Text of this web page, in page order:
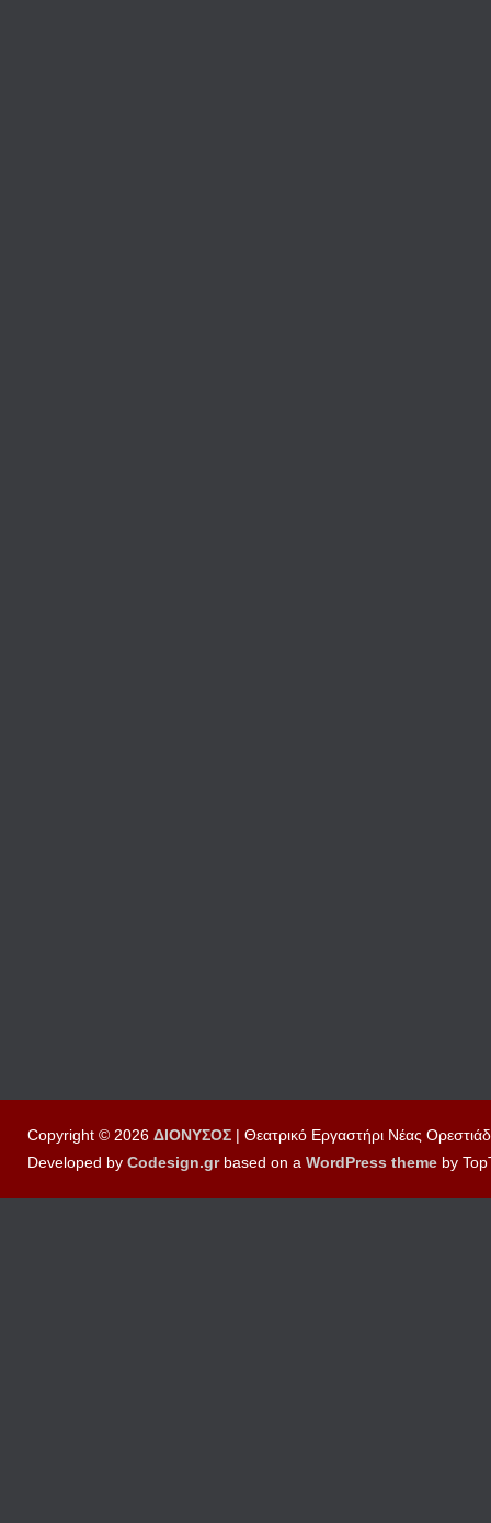
Copyright © 2026 ΔΙΟΝΥΣΟΣ | Θεατρικό Εργαστήρι Νέας
Developed by Codesign.grbased on a WordPress theme by